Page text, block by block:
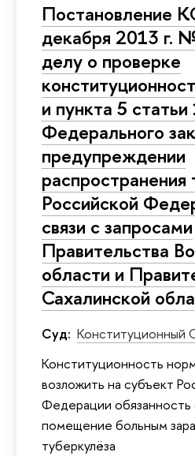
Постановление
декабря 2013 г.
делу о проверке
и пункта 5 статьи
Федерального
предупреждении
распространения
Российской
связи с запросами
Правительства
области и
Сахалинской
Суд: Конституционный
Конституционность
возложить на субъект
Федерации
помещение больным
туберкулёза